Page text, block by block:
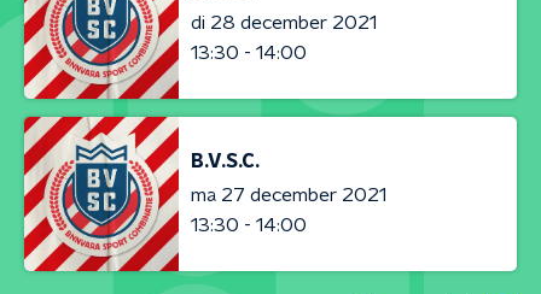
di 28 december 2021
13:30 - 14:00
B.V.S.C.
ma 27 december 2021
13:30 - 14:00